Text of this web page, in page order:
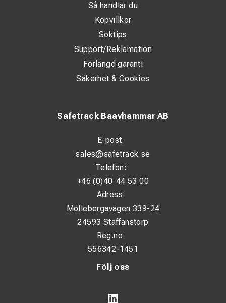
Följ oss
Safetrack Baavhammar AB
E-post:
sales@safetrack.se
Telefon:
+46 (0)40-44 53 00
Adress:
Möllebergavägen 339-24
24593 Staffanstorp
Reg.no:
556342-1451
Så handlar du
Köpvillkor
Söktips
Support/Reklamation
Förlängd garanti
Säkerhet & Cookies